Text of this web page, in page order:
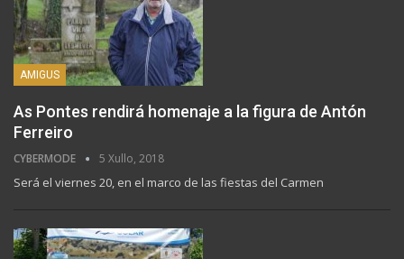
AMIGUS
As Pontes rendirá homenaje a la figura de Antón
Ferreiro
CYBERMODE 5 Xullo, 2018
Será el viernes 20, en el marco de las fiestas del Carmen